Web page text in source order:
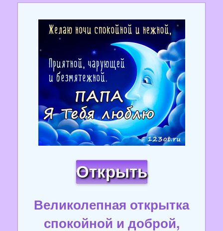
Открыть
Великолепная открытка
спокойной и доброй,